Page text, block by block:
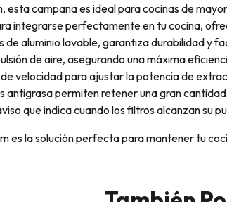
esta campana es ideal para cocinas de
integrarse perfectamente en tu cocina,
aluminio lavable, garantiza durabilidad y
de aire, asegurando una máxima
velocidad para ajustar la potencia de
antigrasa permiten retener una gran
que indica cuando los filtros alcanzan su
es la solución perfecta para mantener tu